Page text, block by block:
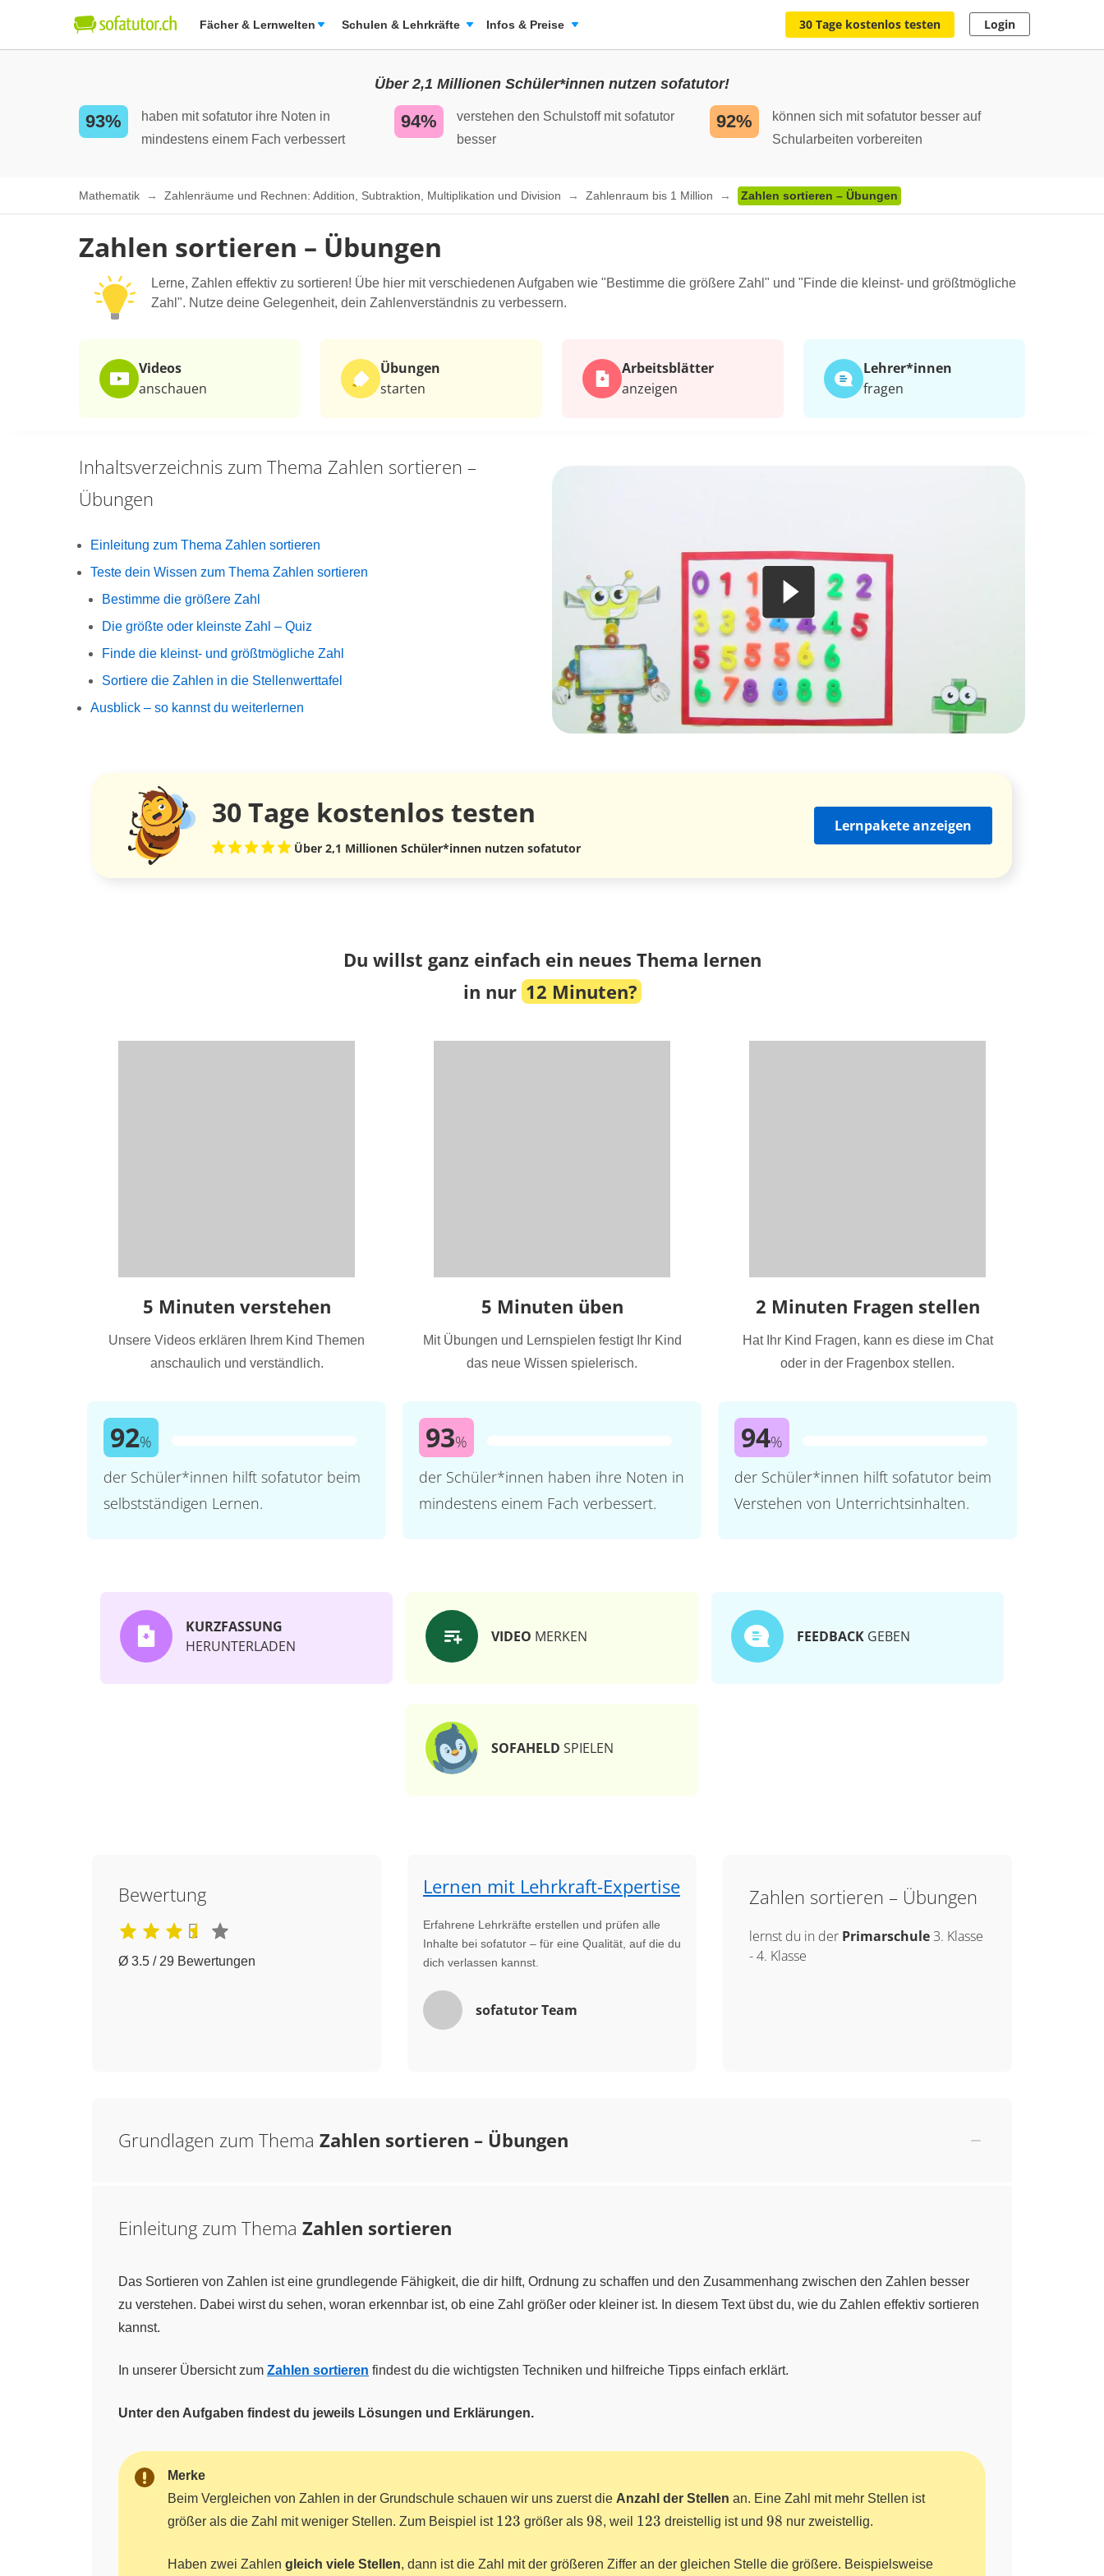
Fächer & Lernwelten Schulen & Lehrkräfte Infos & Preise 30 Tage kostenlos testen Login
Über 2,1 Millionen Schüler*innen nutzen sofatutor!
93%
haben mit sofatutor ihre Noten in
mindestens einem Fach verbessert
94%
verstehen den Schulstoff mit sofatutor
besser
92%
können sich mit sofatutor besser auf
Schularbeiten vorbereiten
Mathematik Zahlenräume und Rechnen: Addition, Subtraktion, Multiplikation und Division Zahlenraum bis 1 Million Zahlen sortieren – Übungen
Zahlen sortieren – Übungen
Lerne, Zahlen effektiv zu sortieren! Übe hier mit verschiedenen Aufgaben wie "Bestimme die größere Zahl" und "Finde die kleinst- und größtmögliche
Zahl". Nutze deine Gelegenheit, dein Zahlenverständnis zu verbessern.
Videos
anschauen
Übungen
starten
Arbeits­blätter
anzeigen
Lehrer*​innen
fragen
Inhaltsverzeichnis zum Thema Zahlen sortieren –
Übungen
Einleitung zum Thema Zahlen sortieren
Teste dein Wissen zum Thema Zahlen sortieren
Bestimme die größere Zahl
Die größte oder kleinste Zahl – Quiz
Finde die kleinst- und größtmögliche Zahl
Sortiere die Zahlen in die Stellenwerttafel
Ausblick – so kannst du weiterlernen
30 Tage kostenlos testen
Über 2,1 Millionen Schüler*innen nutzen sofatutor
Lernpakete anzeigen
Du willst ganz einfach ein neues Thema lernen
in nur 12 Minuten?
5 Minuten verstehen
Unsere Videos erklären Ihrem Kind Themen
anschaulich und verständlich.
92%
der Schüler*innen hilft sofatutor beim
selbstständigen Lernen.
5 Minuten üben
Mit Übungen und Lernspielen festigt Ihr Kind
das neue Wissen spielerisch.
93%
der Schüler*innen haben ihre Noten in
mindestens einem Fach verbessert.
2 Minuten Fragen stellen
Hat Ihr Kind Fragen, kann es diese im Chat
oder in der Fragenbox stellen.
94%
der Schüler*innen hilft sofatutor beim
Verstehen von Unterrichtsinhalten.
KURZFASSUNG
HERUNTERLADEN
VIDEO MERKEN FEEDBACK GEBEN
SOFAHELD SPIELEN
Bewertung
Ø 3.5 / 29 Bewertungen
Lernen mit Lehrkraft-Expertise
Erfahrene Lehrkräfte erstellen und prüfen alle
Inhalte bei sofatutor – für eine Qualität, auf die du
dich verlassen kannst.
sofatutor Team
Zahlen sortieren – Übungen
lernst du in der Primarschule 3. Klasse
-4. Klasse
Grundlagen zum Thema Zahlen sortieren – Übungen
Einleitung zum Thema Zahlen sortieren
Das Sortieren von Zahlen ist eine grundlegende Fähigkeit, die dir hilft, Ordnung zu schaffen und den Zusammenhang zwischen den Zahlen besser
zu verstehen. Dabei wirst du sehen, woran erkennbar ist, ob eine Zahl größer oder kleiner ist. In diesem Text übst du, wie du Zahlen effektiv sortieren
kannst.
In unserer Übersicht zum Zahlen sortieren findest du die wichtigsten Techniken und hilfreiche Tipps einfach erklärt.
Unter den Aufgaben findest du jeweils Lösungen und Erklärungen.
Merke
Beim Vergleichen von Zahlen in der Grundschule schauen wir uns zuerst die Anzahl der Stellen an. Eine Zahl mit mehr Stellen ist
größer als die Zahl mit weniger Stellen. Zum Beispiel ist 123
123 größer als 98
98, weil 123
123 dreistellig ist und 98
98 nur zweistellig.
Haben zwei Zahlen gleich viele Stellen, dann ist die Zahl mit der größeren Ziffer an der gleichen Stelle die größere. Beispielsweise